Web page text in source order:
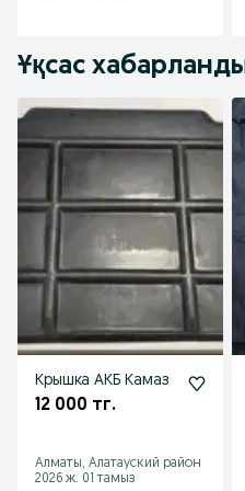
Ұқсас
Крышка АКБ Камаз
12 000 тг.
Алматы, Алатауский район
2026 ж. 01 тамыз